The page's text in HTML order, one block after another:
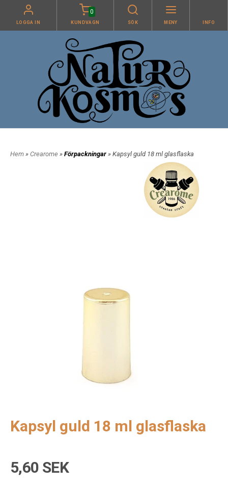
LOGGA IN
0
KUNDVAGN SÖK MENY INFO
Hem » Crearome » Förpackningar » Kapsyl guld 18 ml glasflaska
Kapsyl guld 18 ml glasflaska
5,60 SEK